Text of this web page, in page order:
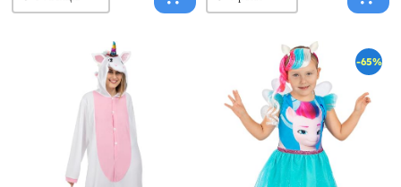
-65%